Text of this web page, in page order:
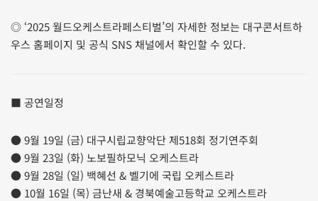
◎ ‘2025 월드오케스트라페스티벌’의 자세한 정보는 대구콘서트하
우스 홈페이지 및 공식 SNS 채널에서 확인할 수 있다.
■ 공연일정
● 9월 19일 (금) 대구시립교향악단 제518회 정기연주회
● 9월 23일 (화) 노보필하모닉 오케스트라
● 9월 28일 (일) 백혜선 & 벨기에 국립 오케스트라
● 10월 16일 (목) 금난새 & 경북예술고등학교 오케스트라